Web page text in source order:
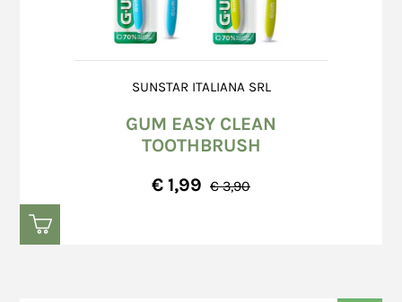
SUNSTAR ITALIANA SRL
GUM EASY CLEAN
TOOTHBRUSH
€ 1,99 € 3,90